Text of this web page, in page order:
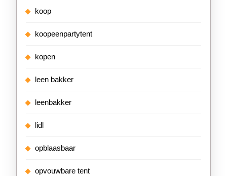
koop
koopeenpartytent
kopen
leen bakker
leenbakker
lidl
opblaasbaar
opvouwbare tent